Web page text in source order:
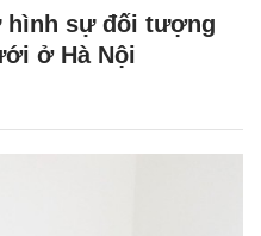
hình sự đối tượng
ở Hà Nội